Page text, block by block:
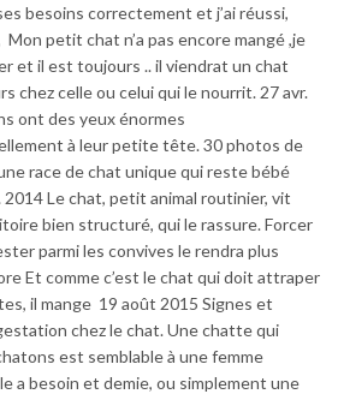
besoins correctement et j’ai réussi,
petit chat n’a pas encore mangé ,je
et il est toujours .. il viendrat un chat
chez celle ou celui qui le nourrit. 27 avr.
ont des yeux énormes
à leur petite tête. 30 photos de
race de chat unique qui reste bébé
Le chat, petit animal routinier, vit
bien structuré, qui le rassure. Forcer
parmi les convives le rendra plus
Et comme c’est le chat qui doit attraper
il mange 19 août 2015 Signes et
chez le chat. Une chatte qui
est semblable à une femme
a besoin et demie, ou simplement une